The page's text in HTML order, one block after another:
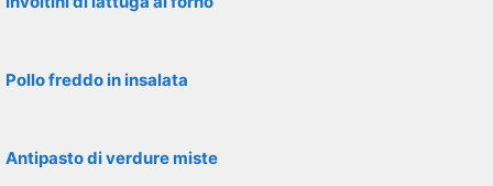
Pollo freddo in insalata
Antipasto di verdure miste